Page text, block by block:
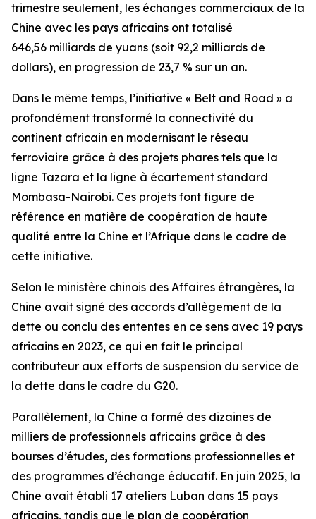
trimestre seulement, les échanges commerciaux de la
Chine avec les pays africains ont totalisé
646,56 milliards de yuans (soit 92,2 milliards de
dollars), en progression de 23,7 % sur un an.
Dans le même temps, l’initiative « Belt and Road » a
profondément transformé la connectivité du
continent africain en modernisant le réseau
ferroviaire grâce à des projets phares tels que la
ligne Tazara et la ligne à écartement standard
Mombasa-Nairobi. Ces projets font figure de
référence en matière de coopération de haute
qualité entre la Chine et l’Afrique dans le cadre de
cette initiative.
Selon le ministère chinois des Affaires étrangères, la
Chine avait signé des accords d’allègement de la
dette ou conclu des ententes en ce sens avec 19 pays
africains en 2023, ce qui en fait le principal
contributeur aux efforts de suspension du service de
la dette dans le cadre du G20.
Parallèlement, la Chine a formé des dizaines de
milliers de professionnels africains grâce à des
bourses d’études, des formations professionnelles et
des programmes d’échange éducatif. En juin 2025, la
Chine avait établi 17 ateliers Luban dans 15 pays
africains, tandis que le plan de coopération